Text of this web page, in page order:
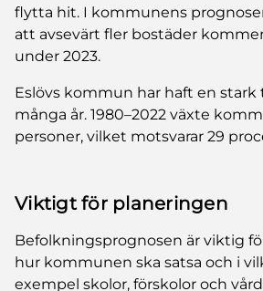
flytta hit. I kommunens
att avsevärt fler bostäder
under 2023.
Eslövs kommun har haft en
många år. 1980–2022 växte
personer, vilket motsvarar 29
Viktigt för planeringen
Befolkningsprognosen är viktig
hur kommunen ska satsa och i
exempel skolor, förskolor och